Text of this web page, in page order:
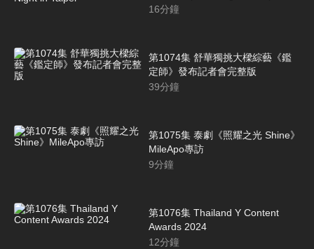
16分鐘
第1074集 舒華獨挑大樑綜藝《鑑
定師》發布記者會完整版
39分鐘
第1075集 泰劇《照耀之光 Shine》
MileApo專訪
9分鐘
第1076集 Thailand Y Content
Awards 2024
12分鐘